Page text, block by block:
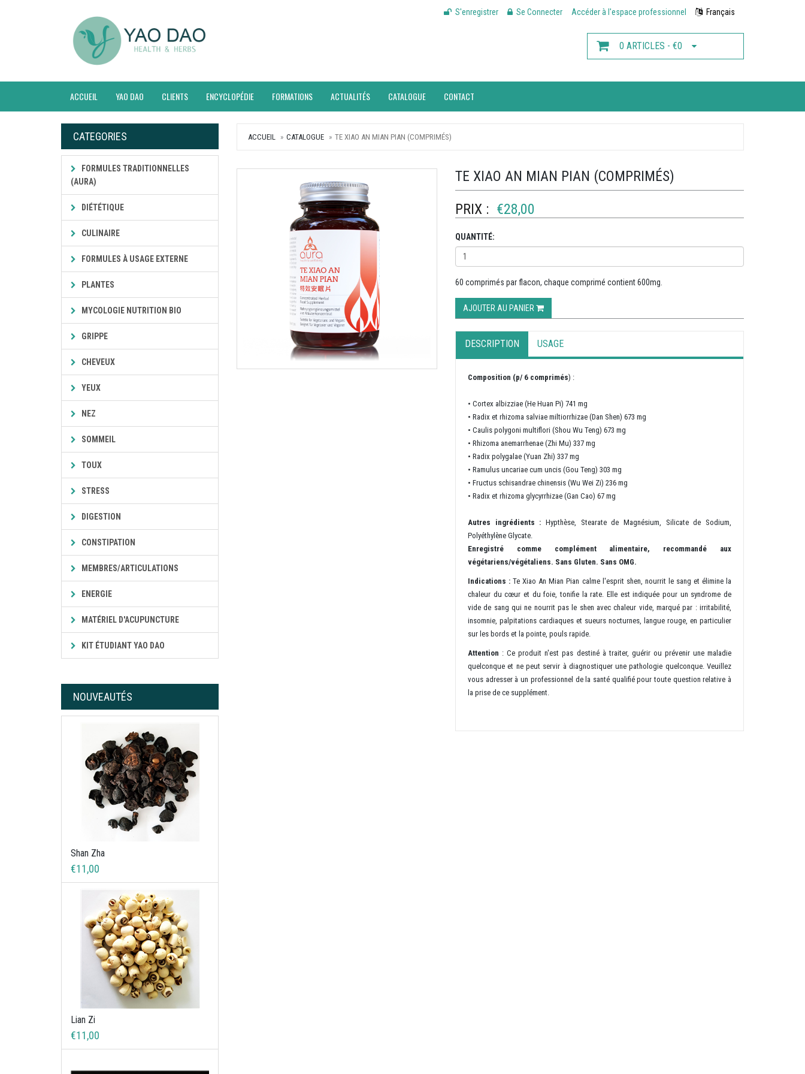
S'enregistrer Se Connecter Accéder à l'espace professionnel Français
0 ARTICLES - €0
ACCUEIL YAO DAO CLIENTS ENCYCLOPÉDIE FORMATIONS ACTUALITÉS CATALOGUE CONTACT
CATEGORIES
FORMULES TRADITIONNELLES
(AURA)
DIÉTÉTIQUE
CULINAIRE
FORMULES À USAGE EXTERNE
PLANTES
MYCOLOGIE NUTRITION BIO
GRIPPE
CHEVEUX
YEUX
NEZ
SOMMEIL
TOUX
STRESS
DIGESTION
CONSTIPATION
MEMBRES/ARTICULATIONS
ENERGIE
MATÉRIEL D'ACUPUNCTURE
KIT ÉTUDIANT YAO DAO
NOUVEAUTÉS
Shan Zha
€11,00
Lian Zi
€11,00
ACCUEIL CATALOGUE TE XIAO AN MIAN PIAN (COMPRIMÉS)
TE XIAO AN MIAN PIAN (COMPRIMÉS)
PRIX : €28,00
QUANTITÉ:
60 comprimés par flacon, chaque comprimé contient 600mg.
AJOUTER AU PANIER
DESCRIPTION USAGE
Composition (p/ 6 comprimés) :
• Cortex albizziae (He Huan Pi) 741 mg
• Radix et rhizoma salviae miltiorrhizae (Dan Shen) 673 mg
• Caulis polygoni multiflori (Shou Wu Teng) 673 mg
• Rhizoma anemarrhenae (Zhi Mu) 337 mg
• Radix polygalae (Yuan Zhi) 337 mg
• Ramulus uncariae cum uncis (Gou Teng) 303 mg
• Fructus schisandrae chinensis (Wu Wei Zi) 236 mg
• Radix et rhizoma glycyrrhizae (Gan Cao) 67 mg
Autres ingrédients :Hypthèse, Stearate de Magnésium, Silicate de Sodium,
Polyéthylène Glycate.
Enregistré comme complément alimentaire, recommandé aux
végétariens/végétaliens. Sans Gluten. Sans OMG.
Indications :Te Xiao An Mian Pian calme l'esprit shen, nourrit le sang et élimine la
chaleur du cœur et du foie, tonifie la rate. Elle est indiquée pour un syndrome de
vide de sang qui ne nourrit pas le shen avec chaleur vide, marqué par : irritabilité,
insomnie, palpitations cardiaques et sueurs nocturnes, langue rouge, en particulier
sur les bords et la pointe, pouls rapide.
Attention : Ce produit n'est pas destiné à traiter, guérir ou prévenir une maladie
quelconque et ne peut servir à diagnostiquer une pathologie quelconque. Veuillez
vous adresser à un professionnel de la santé qualifié pour toute question relative à
la prise de ce supplément.